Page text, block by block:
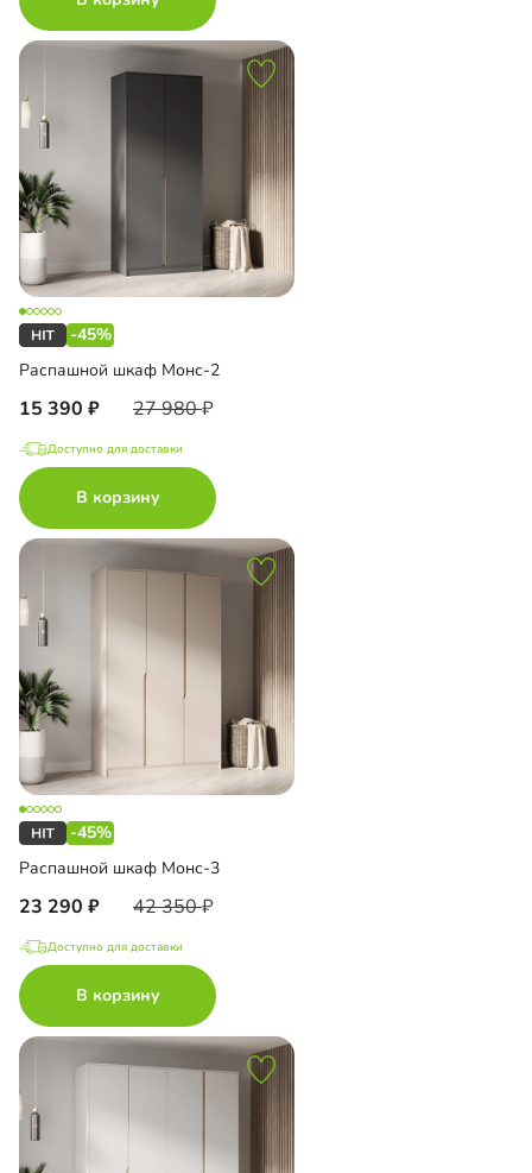
-45%
Распашной шкаф Монс-2
15 390 27 980
Доступно для доставки
В корзину
-45%
Распашной шкаф Монс-3
23 290 42 350
Доступно для доставки
В корзину